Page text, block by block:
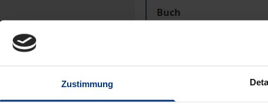
Zustimmung
Buch
In den Warenkorb